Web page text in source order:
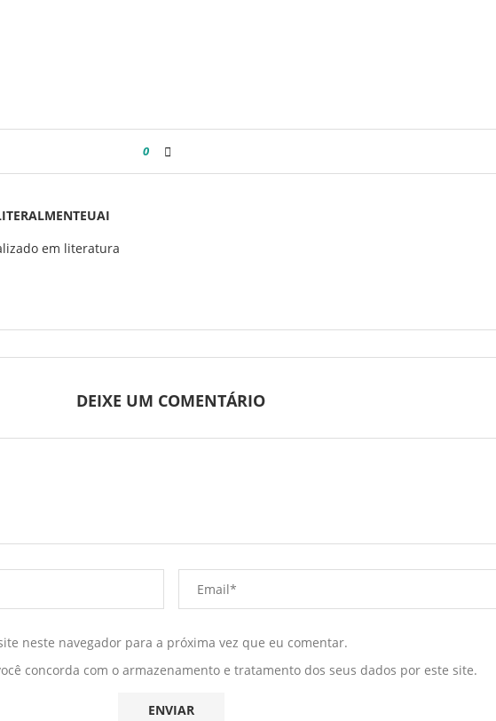
0
em literatura
DEIXE UM COMENTÁRIO
neste navegador para a próxima vez que eu comentar.
concorda com o armazenamento e tratamento dos seus dados por este site.